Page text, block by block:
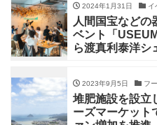
2024年1月31日 イ
人間国宝などの
ベント「
ら渡真利泰洋シ
2023年9月5日 フ
堆肥施設を設立
ーズマーケット